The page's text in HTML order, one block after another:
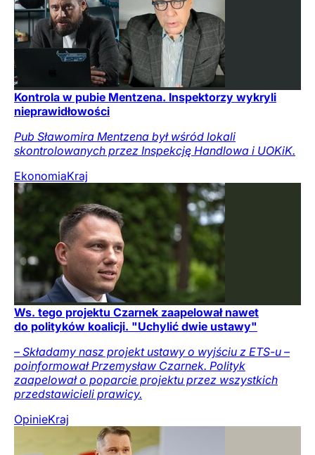
Kontrola w pubie Mentzena. Inspektorzy wykryli
nieprawidłowości
Pub Sławomira Mentzena był wśród lokali
skontrolowanych przez Inspekcję Handlowa i UOKiK.
EkonomiaKraj
Ws. tego projektu Czarnek zaapelował nawet
do polityków koalicji. "Uchylić dwie ustawy"
– Składamy nasz projekt ustawy o wyjściu z ETS-u –
poinformował Przemysław Czarnek. Polityk
zaapelował o poparcie projektu przez wszystkich
przedstawicieli prawicy.
OpinieKraj